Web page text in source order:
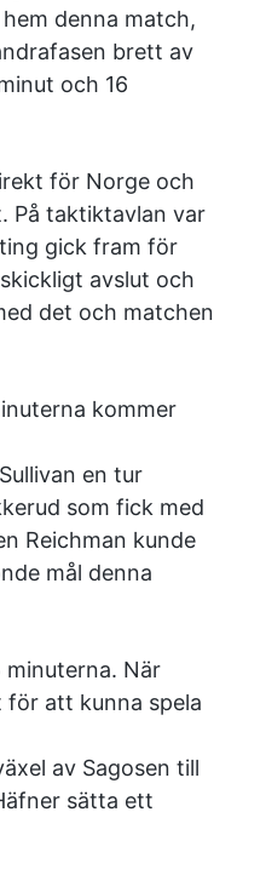
denna match,
brett av
och 16
för Norge och
På taktiktavlan var
gick fram för
avslut och
det och matchen
kommer
en tur
som fick med
Reichman kunde
mål denna
minuterna. När
för att kunna spela
av Sagosen till
sätta ett